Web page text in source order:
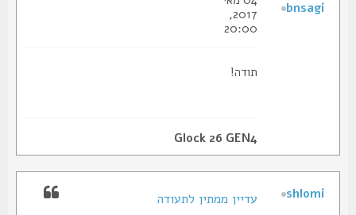
2017,
20:00
תודה!
Glock 26 GEN4
bnsagi
עדיין ממתין לתעודה shlomi